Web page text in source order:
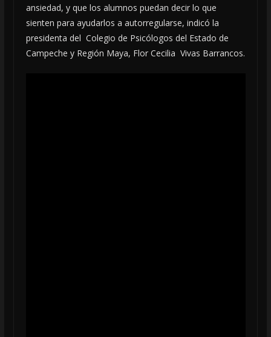
ansiedad, y que los alumnos puedan decir lo que
sienten para ayudarlos a autorregularse, indicó la
presidenta del Colegio de Psicólogos del Estado de
Campeche y Región Maya, Flor Cecilia Vivas Barrancos.